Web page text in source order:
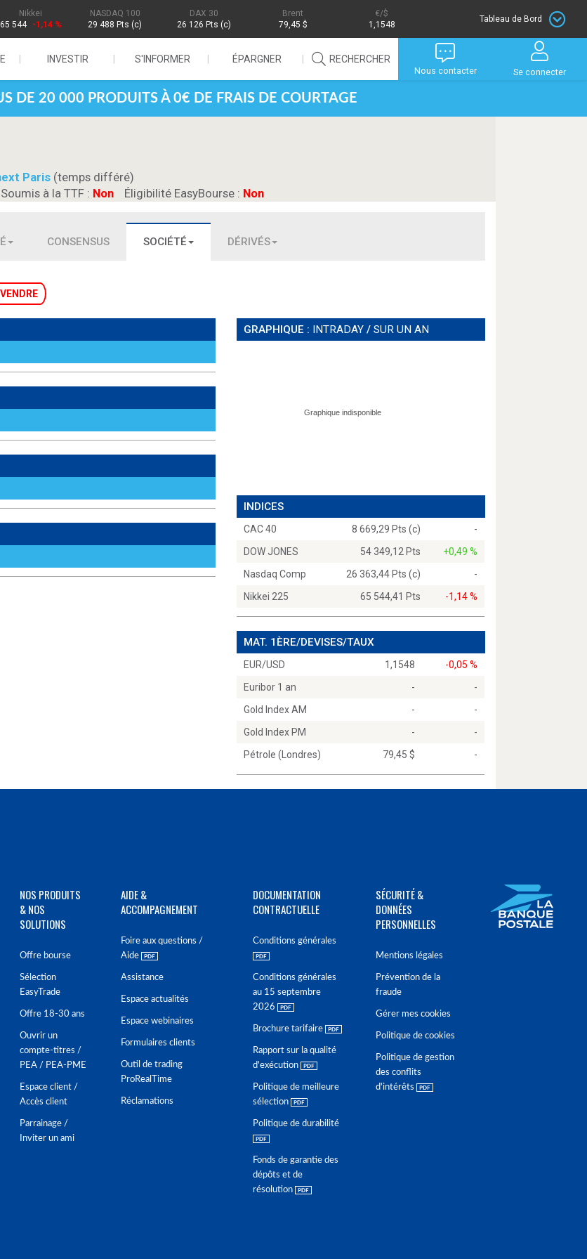
Nikkei
65 544 -1,14 %
NASDAQ 100
29 488 Pts (c)
DAX 30
26 126 Pts (c)
Brent
79,45 $
/$
1,1548
Tableau de Bord
INVESTIR S'INFORMER ÉPARGNER RECHERCHER
Nous contacter Se connecter
DE 20 000 PRODUITS À 0€ DE FRAIS DE COURTAGE
Paris (temps différé)
Soumis à la TTF : Non Éligibilité EasyBourse : Non
CONSENSUS SOCIÉTÉ DÉRIVÉS
VENDRE
GRAPHIQUE : INTRADAY /SUR UN AN
INDICES
CAC 40 8 669,29 Pts (c)
-
DOW JONES
54 349,12 Pts
+0,49 %
Nasdaq Comp
26 363,44 Pts (c)
-
Nikkei 225
65 544,41 Pts -1,14 %
MAT. 1ÈRE/DEVISES/TAUX
EUR/USD 1,1548
-0,05 %
Euribor 1 an
-
-
Gold Index AM
-
-
Gold Index PM
-
-
Pétrole (Londres)
79,45 $ -
NOS PRODUITS
& NOS
SOLUTIONS
Offre bourse
Sélection
EasyTrade
Offre 18-30 ans
Ouvrir un
compte-titres /
PEA / PEA-PME
Espace client /
Accès client
Parrainage /
Inviter un ami
AIDE &
ACCOMPAGNEMENT
Foire aux questions /
Aide
Assistance
Espace actualités
Espace webinaires
Formulaires clients
Outil de trading
ProRealTime
Réclamations
DOCUMENTATION
CONTRACTUELLE
Conditions générales
Conditions générales
au 15 septembre
2026
Brochure tarifaire
Rapport sur la qualité
d'exécution
Politique de meilleure
sélection
Politique de durabilité
Fonds de garantie des
dépôts et de
résolution
SÉCURITÉ &
DONNÉES
PERSONNELLES
Mentions légales
Prévention de la
fraude
Gérer mes cookies
Politique de cookies
Politique de gestion
des conflits
d'intérêts